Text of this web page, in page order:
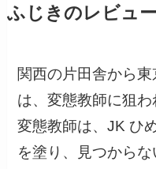
ふじきのレビュー
関西の片田舎から
は、変態教師に狙わ
変態教師は、JK ひ
を塗り、見つから